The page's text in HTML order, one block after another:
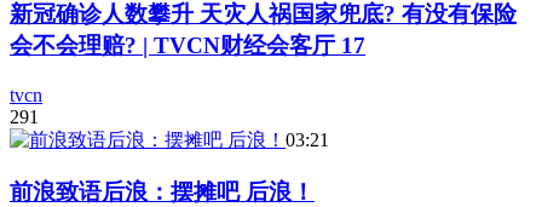
新冠确诊人数攀升 天灾人祸国家兜底? 有没有保险
会不会理赔? | TVCN财经会客厅 17
tvcn
291
03:21
前浪致语后浪：摆摊吧 后浪！